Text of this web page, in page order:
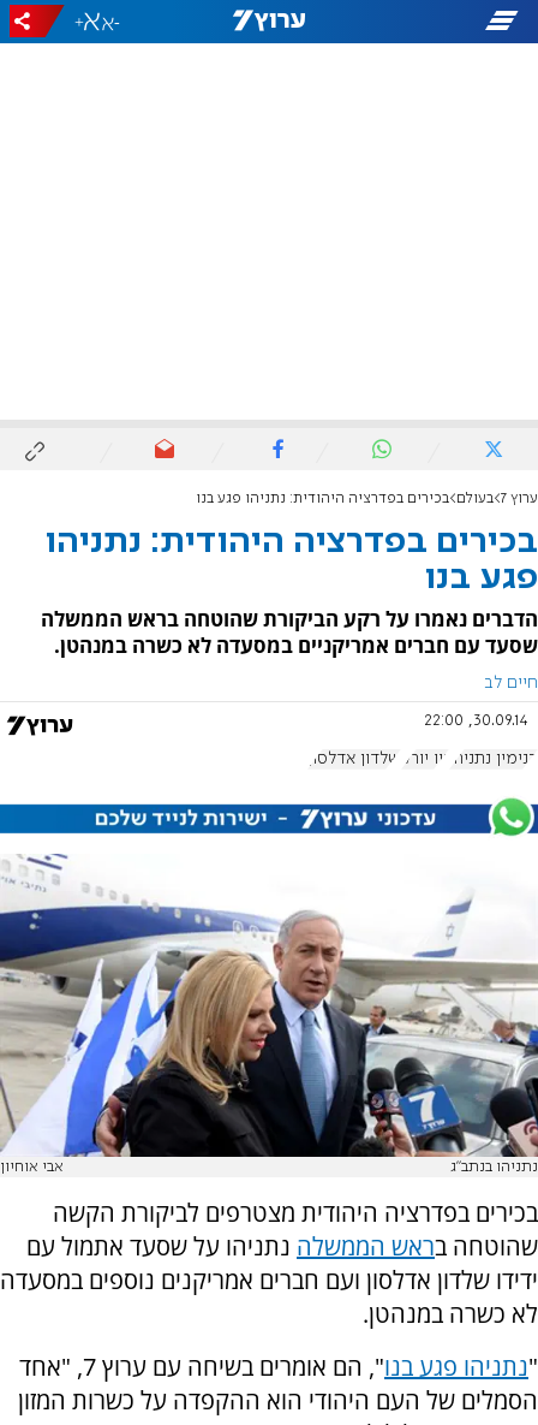
-
+
ערוץ 7 בעולם בכירים בפדרציה היהודית: נתניהו פגע בנו
בכירים בפדרציה היהודית: נתניהו
פגע בנו
הדברים נאמרו על רקע הביקורת שהוטחה בראש הממשלה
שסעד עם חברים אמריקניים במסעדה לא כשרה במנהטן.
חיים לב
30.09.14, 22:00
בנימין נתניהו ניו יורק שלדון אדלסון
נתניהו בנתב"ג אבי אוחיון
בכירים בפדרציה היהודית מצטרפים לביקורת הקשה
שהוטחה בראש הממשלה נתניהו על שסעד אתמול עם
ידידו שלדון אדלסון ועם חברים אמריקנים נוספים במסעדה
לא כשרה במנהטן.
"נתניהו פגע בנו
", הם אומרים בשיחה עם ערוץ 7, "אחד
הסמלים של העם היהודי הוא ההקפדה על כשרות המזון